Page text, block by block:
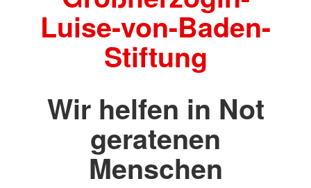
Luise-von-Baden-
Stiftung
Wir helfen in Not
geratenen
Menschen